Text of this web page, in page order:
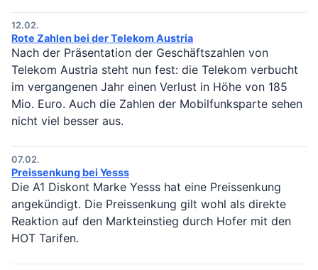
12.02.
Rote Zahlen bei der Telekom Austria
Nach der Präsentation der Geschäftszahlen von
Telekom Austria steht nun fest: die Telekom verbucht
im vergangenen Jahr einen Verlust in Höhe von 185
Mio. Euro. Auch die Zahlen der Mobilfunksparte sehen
nicht viel besser aus.
07.02.
Preissenkung bei Yesss
Die A1 Diskont Marke Yesss hat eine Preissenkung
angekündigt. Die Preissenkung gilt wohl als direkte
Reaktion auf den Markteinstieg durch Hofer mit den
HOT Tarifen.